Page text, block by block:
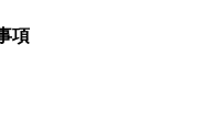
項